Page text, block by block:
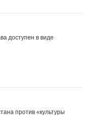
доступен в виде
против «культуры